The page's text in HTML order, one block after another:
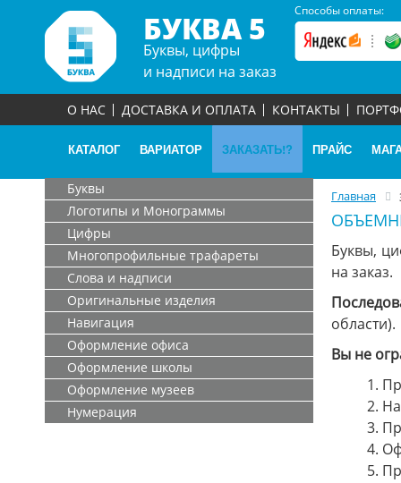
БУКВА 5
Буквы, цифры
и надписи на заказ
Способы оплаты:
О НАС ДОСТАВКА И ОПЛАТА КОНТАКТЫ
КАТАЛОГ ВАРИАТОР ЗАКАЗАТЬ!? ПРАЙС
Главная
Буквы
Логотипы и Монограммы
Цифры
Многопрофильные трафареты
Слова и надписи
Оригинальные изделия
Навигация
Оформление офиса
Оформление школы
Оформление музеев
Нумерация
Буквы,
на заказ.
области).
Вы не
1.
2.
3.
4.
5.